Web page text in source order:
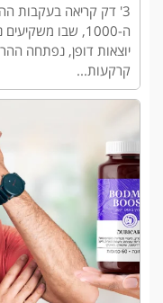
3' דק קריאה בעקבות
ה-1000, שבו
יוצאות דופן, נפתחה
קרקעות...